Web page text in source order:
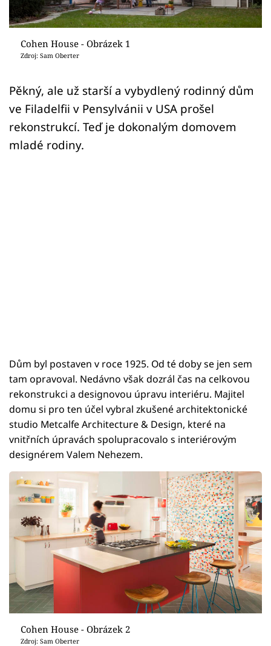
Sledujte nás
Cohen House - Obrázek 1
Zdroj: Sam Oberter
Pěkný, ale už starší a vybydlený rodinný dům
ve Filadelfii v Pensylvánii v USA prošel
rekonstrukcí. Teď je dokonalým domovem
mladé rodiny.
Dům byl postaven v roce 1925. Od té doby se jen sem
tam opravoval. Nedávno však dozrál čas na celkovou
rekonstrukci a designovou úpravu interiéru. Majitel
domu si pro ten účel vybral zkušené architektonické
studio Metcalfe Architecture & Design, které na
vnitřních úpravách spolupracovalo s interiérovým
designérem Valem Nehezem.
Cohen House - Obrázek 2
Zdroj: Sam Oberter